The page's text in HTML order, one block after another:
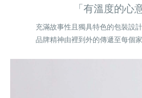
「有溫度的心
充滿故事性且獨具特色的包裝設
品牌精神由裡到外的傳遞至每個